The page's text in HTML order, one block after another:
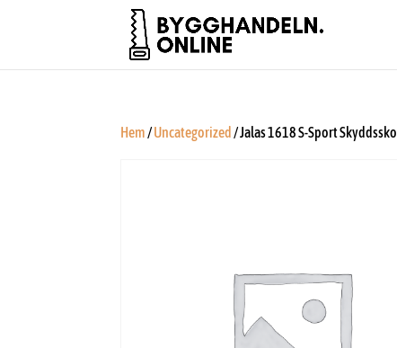
Hem/Uncategorized / Jalas 1618 S-Sport